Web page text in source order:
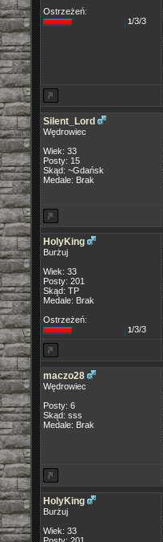
Ostrzeżeń:
1/3/3
Silent_Lord
Wędrowiec
Wiek: 33
Posty: 15
Skąd: ~Gdańsk
Medale: Brak
HolyKing
Burżuj
Wiek: 33
Posty: 201
Skąd: TP
Medale: Brak
Ostrzeżeń:
1/3/3
maczo28
Wędrowiec
Posty: 6
Skąd: sss
Medale: Brak
HolyKing
Burżuj
Wiek: 33